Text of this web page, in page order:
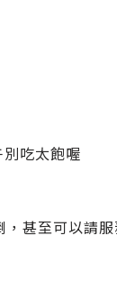
吃太飽喔
甚至可以請